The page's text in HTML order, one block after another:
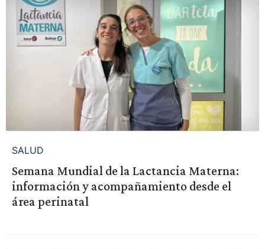
SALUD
Semana Mundial de la Lactancia Materna:
información y acompañamiento desde el
área perinatal